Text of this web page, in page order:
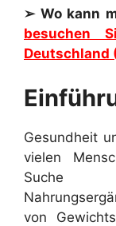
➢ Wo kann
besuchen
Deutschland
Gesundheit
vielen
von